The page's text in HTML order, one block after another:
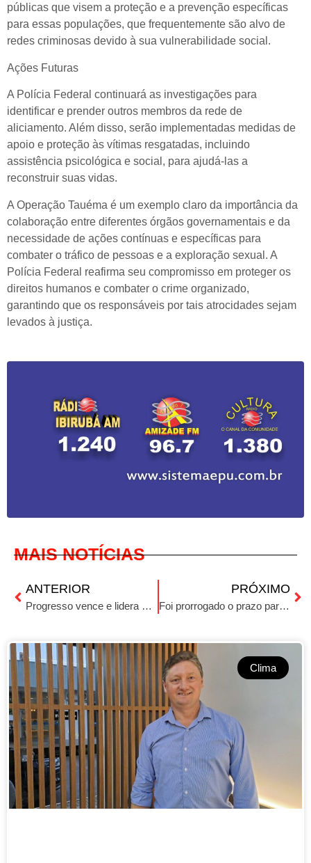
públicas que visem a proteção e a prevenção específicas
para essas populações, que frequentemente são alvo de
redes criminosas devido à sua vulnerabilidade social.
Ações Futuras
A Polícia Federal continuará as investigações para
identificar e prender outros membros da rede de
aliciamento. Além disso, serão implementadas medidas de
apoio e proteção às vítimas resgatadas, incluindo
assistência psicológica e social, para ajudá-las a
reconstruir suas vidas.
A Operação Tauéma é um exemplo claro da importância da
colaboração entre diferentes órgãos governamentais e da
necessidade de ações contínuas e específicas para
combater o tráfico de pessoas e a exploração sexual. A
Polícia Federal reafirma seu compromisso em proteger os
direitos humanos e combater o crime organizado,
garantindo que os responsáveis por tais atrocidades sejam
levados à justiça.
MAIS NOTÍCIAS
ANTERIOR
Progresso vence e lidera a chave 3 do Futsal Ibirubense
PRÓXIMO
Foi prorrogado o prazo para o alistamento militar no RS
Clima